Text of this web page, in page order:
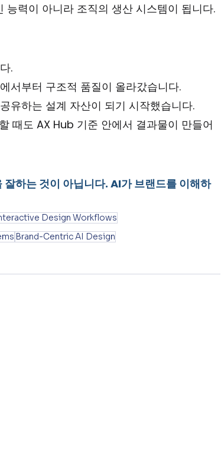
능력이 아니라 조직의 생산 시스템이 됩니다.
.
서부터 구조적 품질이 올라갔습니다.
유하는 설계 자산이 되기 시작했습니다.
때도 AX Hub 기준 안에서 결과물이 만들어
하는 것이 아닙니다. AI가 브랜드를 이해하
Design Workflows
Brand-Centric AI Design